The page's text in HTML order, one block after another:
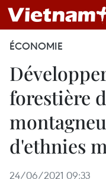
ÉCONOMIE
forestière
d'ethnies
24/06/2021 09:33